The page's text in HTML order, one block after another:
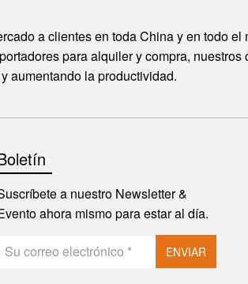
a clientes en toda China y en todo el
para alquiler y compra, nuestros
aumentando la productividad.
a nuestro Newsletter &
ahora mismo para estar al día.
ENVIAR